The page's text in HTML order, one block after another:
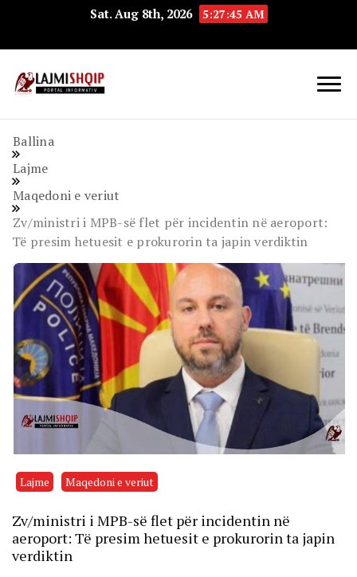
Sat. Aug 8th, 2026 5:27:46 AM
Ballina
Lajme
Maqedoni e veriut
Zv/ministri i MPB-së flet për incidentin në aeroport:
Të presim hetuesit e prokurorin ta japin verdiktin
Lajme Maqedoni e veriut
Zv/ministri i MPB-së flet për incidentin në
aeroport: Të presim hetuesit e prokurorin ta japin
verdiktin